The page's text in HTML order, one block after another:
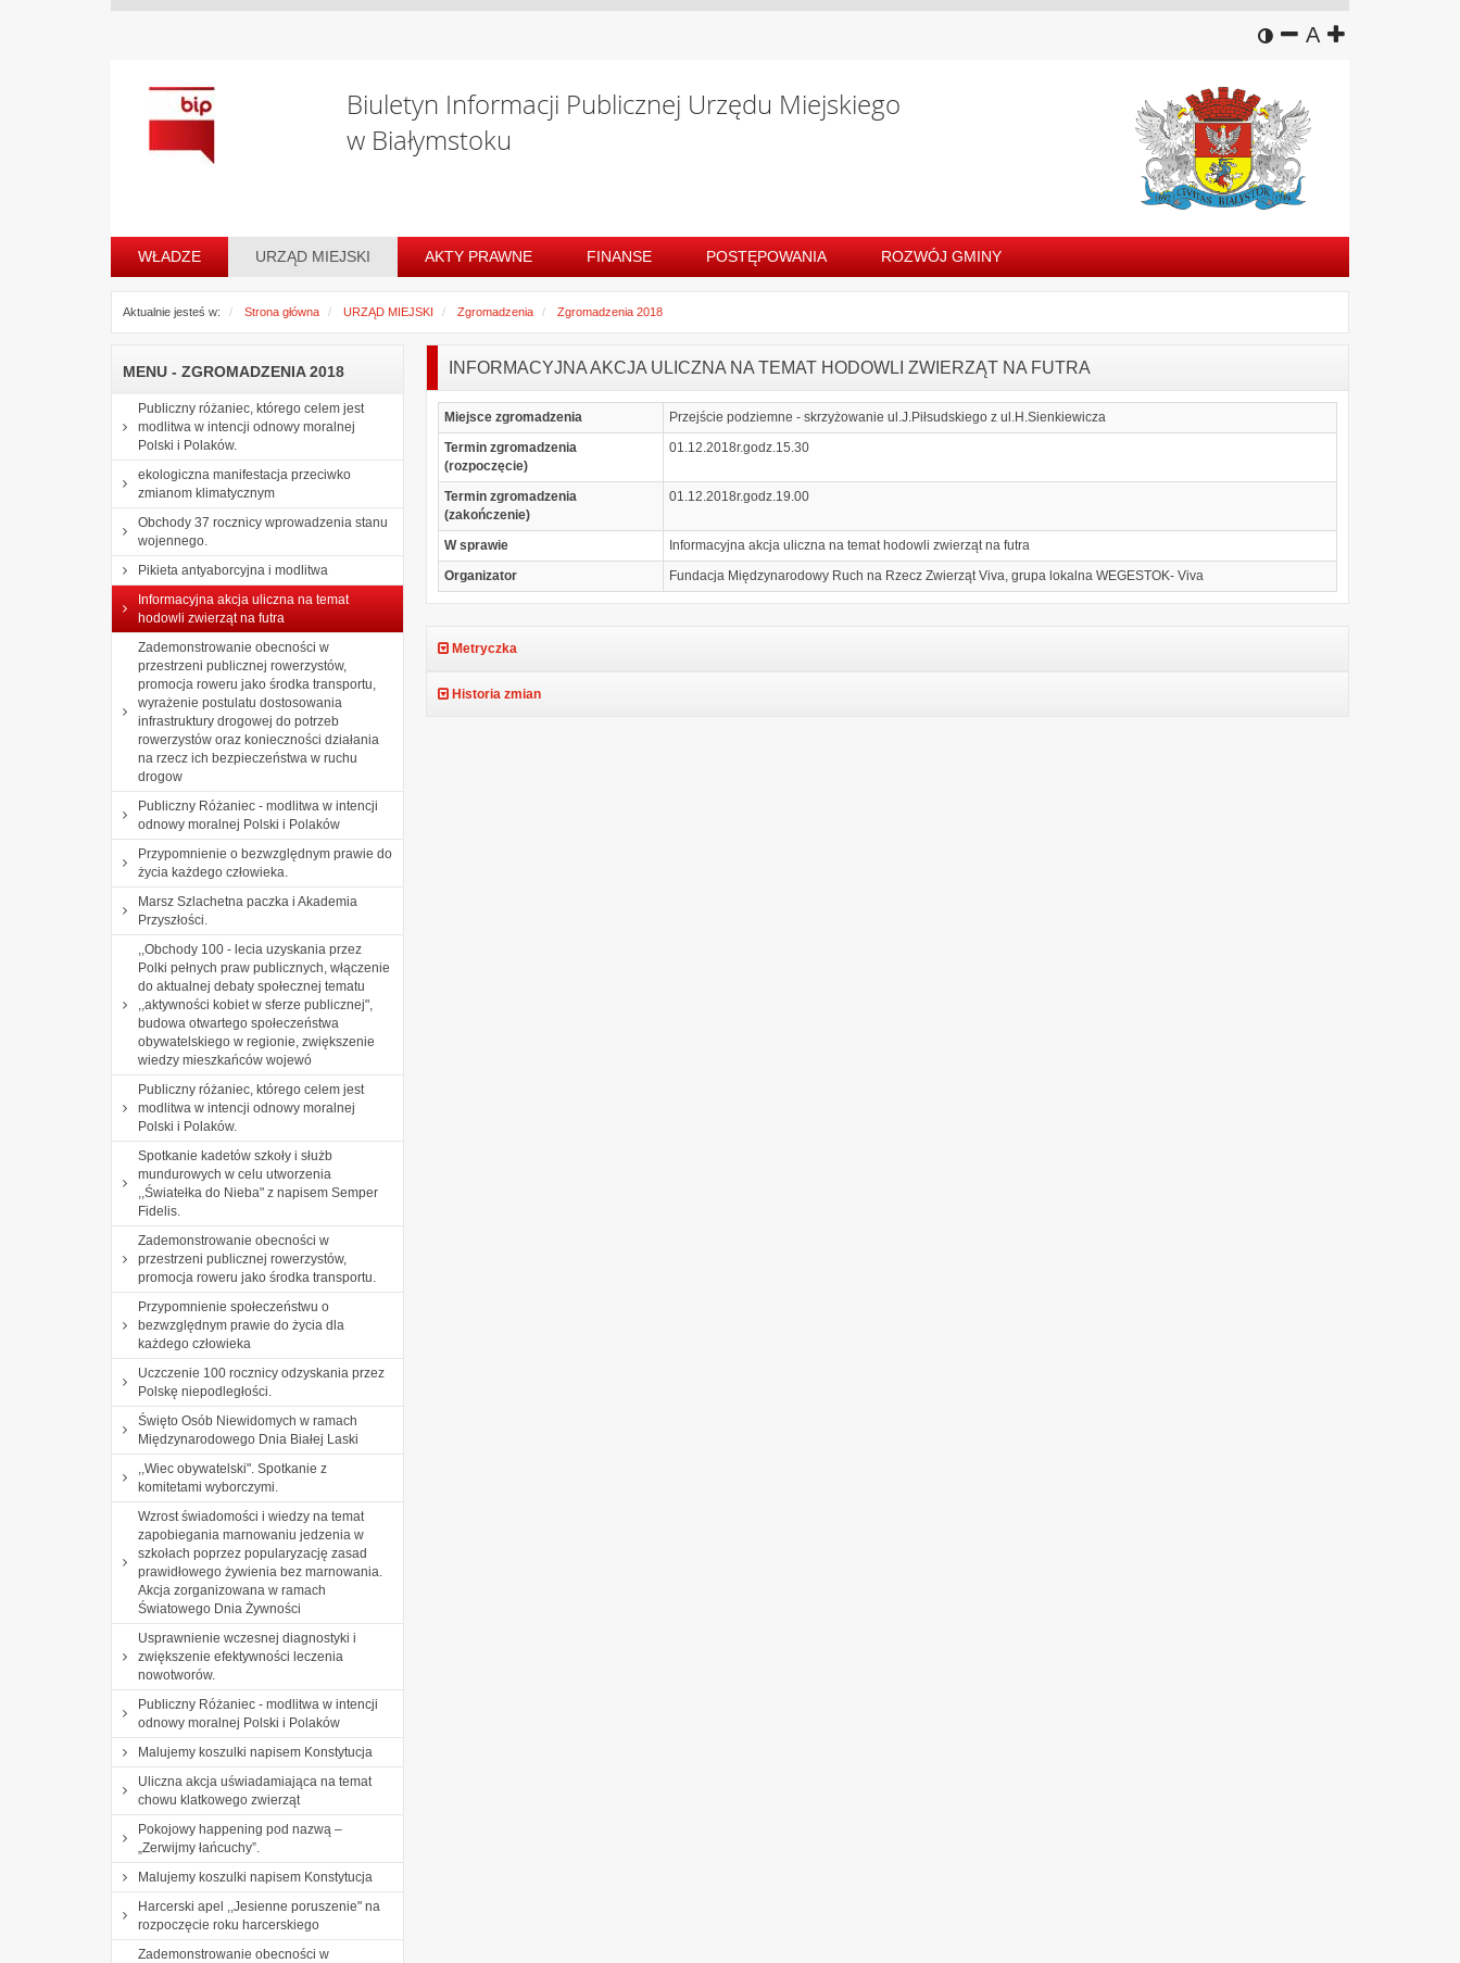
wersja kontrastowa
zmniejsz
Adomyślny
zwiększ
Biuletyn Informacji Publicznej Urzędu Miejskiego
w Białymstoku
WŁADZE URZĄD MIEJSKI AKTY PRAWNE FINANSE POSTĘPOWANIA ROZWÓJ GMINY
Aktualnie jesteś w: Strona główna URZĄD MIEJSKI Zgromadzenia Zgromadzenia 2018
MENU - ZGROMADZENIA 2018
Publiczny różaniec, którego celem jest
modlitwa w intencji odnowy moralnej
Polski i Polaków.
ekologiczna manifestacja przeciwko
zmianom klimatycznym
Obchody 37 rocznicy wprowadzenia stanu
wojennego.
Pikieta antyaborcyjna i modlitwa
Informacyjna akcja uliczna na temat
hodowli zwierząt na futra
Zademonstrowanie obecności w
przestrzeni publicznej rowerzystów,
promocja roweru jako środka transportu,
wyrażenie postulatu dostosowania
infrastruktury drogowej do potrzeb
rowerzystów oraz konieczności działania
na rzecz ich bezpieczeństwa w ruchu
drogow
Publiczny Różaniec - modlitwa w intencji
odnowy moralnej Polski i Polaków
Przypomnienie o bezwzględnym prawie do
życia każdego człowieka.
Marsz Szlachetna paczka i Akademia
Przyszłości.
,,Obchody 100 - lecia uzyskania przez
Polki pełnych praw publicznych, włączenie
do aktualnej debaty społecznej tematu
,,aktywności kobiet w sferze publicznej",
budowa otwartego społeczeństwa
obywatelskiego w regionie, zwiększenie
wiedzy mieszkańców wojewó
Publiczny różaniec, którego celem jest
modlitwa w intencji odnowy moralnej
Polski i Polaków.
Spotkanie kadetów szkoły i służb
mundurowych w celu utworzenia
,,Światełka do Nieba" z napisem Semper
Fidelis.
Zademonstrowanie obecności w
przestrzeni publicznej rowerzystów,
promocja roweru jako środka transportu.
Przypomnienie społeczeństwu o
bezwzględnym prawie do życia dla
każdego człowieka
Uczczenie 100 rocznicy odzyskania przez
Polskę niepodległości.
Święto Osób Niewidomych w ramach
Międzynarodowego Dnia Białej Laski
,,Wiec obywatelski". Spotkanie z
komitetami wyborczymi.
Wzrost świadomości i wiedzy na temat
zapobiegania marnowaniu jedzenia w
szkołach poprzez popularyzację zasad
prawidłowego żywienia bez marnowania.
Akcja zorganizowana w ramach
Światowego Dnia Żywności
Usprawnienie wczesnej diagnostyki i
zwiększenie efektywności leczenia
nowotworów.
Publiczny Różaniec - modlitwa w intencji
odnowy moralnej Polski i Polaków
Malujemy koszulki napisem Konstytucja
Uliczna akcja uświadamiająca na temat
chowu klatkowego zwierząt
Pokojowy happening pod nazwą –
„Zerwijmy łańcuchy”.
Malujemy koszulki napisem Konstytucja
Harcerski apel ,,Jesienne poruszenie" na
rozpoczęcie roku harcerskiego
Zademonstrowanie obecności w
INFORMACYJNA AKCJA ULICZNA NA TEMAT HODOWLI ZWIERZĄT NA FUTRA
Miejsce zgromadzenia
Przejście podziemne - skrzyżowanie ul.J.Piłsudskiego z ul.H.Sienkiewicza
Termin zgromadzenia
(rozpoczęcie)
01.12.2018r.godz.15.30
Termin zgromadzenia
(zakończenie)
01.12.2018r.godz.19.00
W sprawie
Informacyjna akcja uliczna na temat hodowli zwierząt na futra
Organizator
Fundacja Międzynarodowy Ruch na Rzecz Zwierząt Viva, grupa lokalna WEGESTOK- Viva
Metryczka
Historia zmian